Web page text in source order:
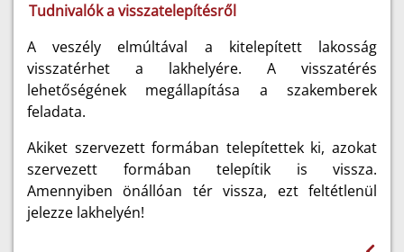
Tudnivalók a visszatelepítésről
A veszély elmúltával a kitelepített lakosság
visszatérhet a lakhelyére. A visszatérés
lehetőségének megállapítása a szakemberek
feladata.
Akiket szervezett formában telepítettek ki, azokat
szervezett formában telepítik is vissza.
Amennyiben önállóan tér vissza, ezt feltétlenül
jelezze lakhelyén!